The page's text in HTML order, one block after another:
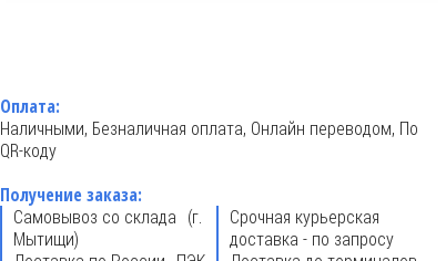
Оплата:
Наличными, Безналичная оплата, Онлайн переводом, По
QR-коду
Получение заказа:
Самовывоз со склада (г.
Мытищи)
Срочная курьерская
доставка - по запросу